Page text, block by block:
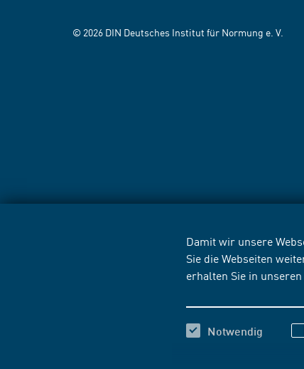
Damit wir unsere
Sie die Webseiten
erhalten Sie in unseren
Notwendig
© 2026 DIN Deutsches Institut für Normung e. V.